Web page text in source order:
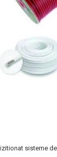
sisteme